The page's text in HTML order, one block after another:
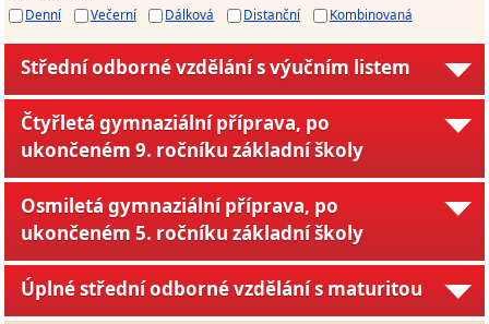
Denní
Večerní Dálková Distanční Kombinovaná
Střední odborné vzdělání s výučním listem
Čtyřletá gymnaziální příprava, po
ukončeném 9. ročníku základní školy
Osmiletá gymnaziální příprava, po
ukončeném 5. ročníku základní školy
Úplné střední odborné vzdělání s maturitou